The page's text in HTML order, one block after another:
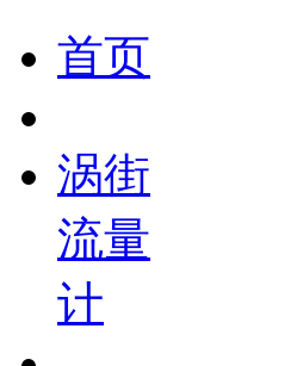
首页
涡街
流量
计